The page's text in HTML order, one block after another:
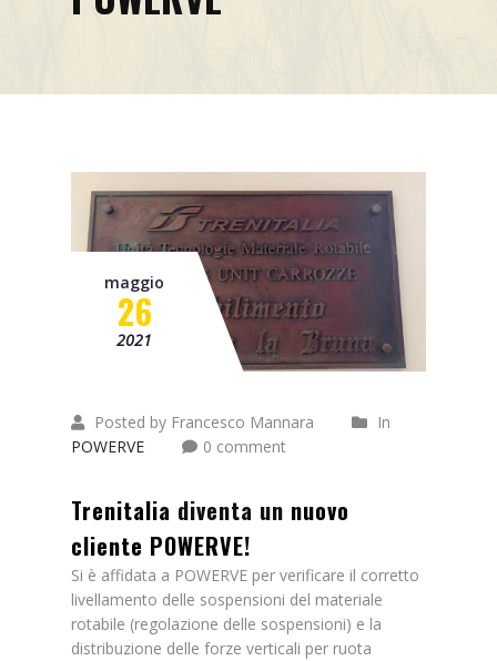
Progetto OCTOPUS
Pillole tecniche
maggio
26
2021
Posted by Francesco Mannara
In
POWERVE
0 comment
Trenitalia diventa un nuovo
cliente POWERVE!
Si è affidata a POWERVE per verificare il corretto
livellamento delle sospensioni del materiale
rotabile (regolazione delle sospensioni) e la
distribuzione delle forze verticali per ruota